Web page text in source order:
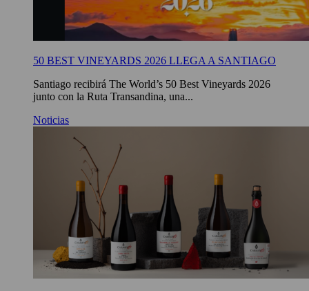
50 BEST VINEYARDS 2026 LLEGA A SANTIAGO
Santiago recibirá The World’s 50 Best Vineyards 2026
junto con la Ruta Transandina, una...
Noticias